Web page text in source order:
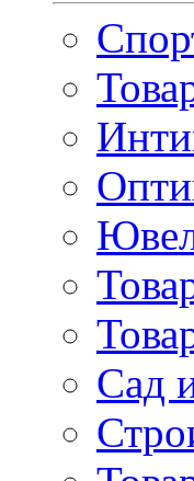
Сад